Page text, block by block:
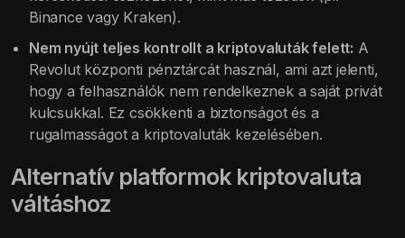
Binance vagy Kraken).
Nem nyújt teljes kontrollt a kriptovaluták felett: A
Revolut központi pénztárcát használ, ami azt jelenti,
hogy a felhasználók nem rendelkeznek a saját privát
kulcsukkal. Ez csökkenti a biztonságot és a
rugalmasságot a kriptovaluták kezelésében.
Alternatív platformok kriptovaluta
váltáshoz